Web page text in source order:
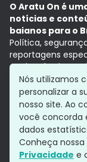
O Aratu On é
notícias e
baianos para o
Política,
reportagens
Aqui, tudo vira
com a
Grupo Aratu
Siga-nos
Nós utilizamos
personalizar a
nosso site. Ao
você concorda
dados
Conheça nossa
Privacidade e